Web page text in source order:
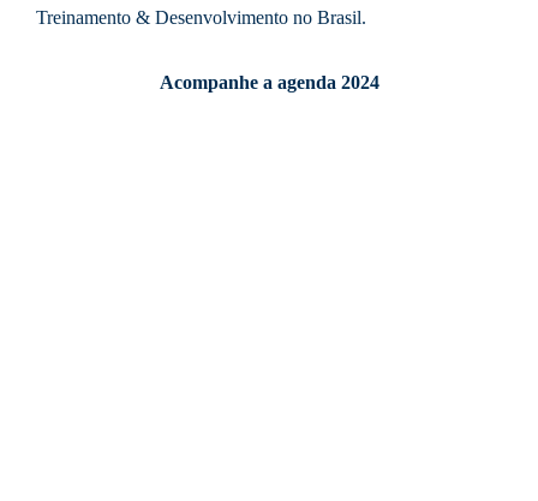
Treinamento & Desenvolvimento no Brasil.
Acompanhe a agenda 2024